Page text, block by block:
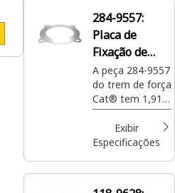
284-9557:
Placa de
Fixação de
Quatro
Parafusos com
Espessura de
1,91 mm
A peça 284-9557
do trem de força
Cat® tem 1,91
mm de
espessura e uma
placa de fixação
parafusos para
Exibir
Especificações